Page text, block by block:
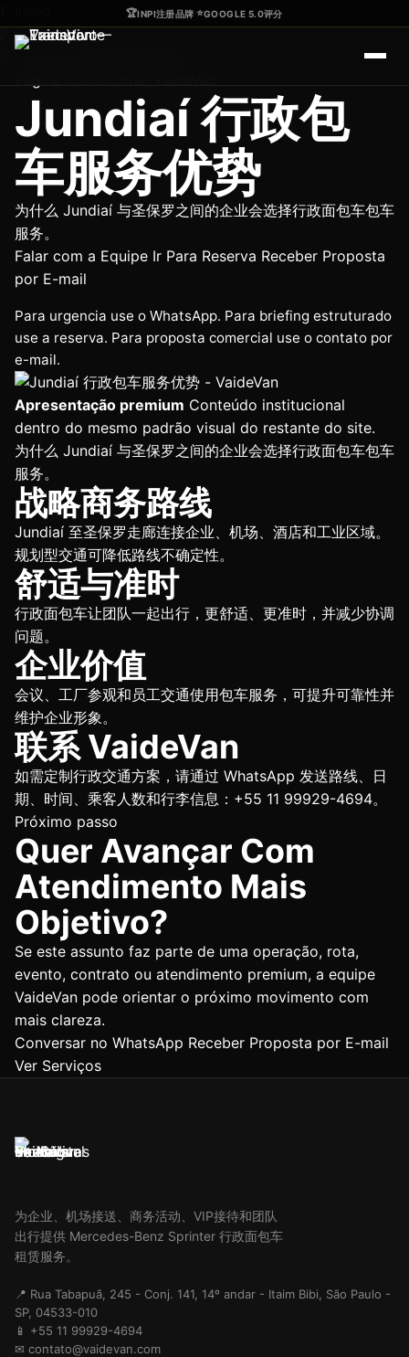
Ir para o conteúdo principal
🏆INPI注册品牌·⭐GOOGLE 5.0评分
/
Jundiaí 行政包
车服务优势
为什么 Jundiaí 与圣保罗之间的企业会选择行政面包车包车
服务。
Falar com a Equipe Ir Para Reserva Receber Proposta
por E-mail
Para urgencia use o WhatsApp. Para briefing estruturado
use a reserva. Para proposta comercial use o contato por
e-mail.
Apresentação premium Conteúdo institucional
dentro do mesmo padrão visual do restante do site.
为什么 Jundiaí 与圣保罗之间的企业会选择行政面包车包车
服务。
战略商务路线
Jundiaí 至圣保罗走廊连接企业、机场、酒店和工业区域。
规划型交通可降低路线不确定性。
舒适与准时
行政面包车让团队一起出行，更舒适、更准时，并减少协调
问题。
企业价值
会议、工厂参观和员工交通使用包车服务，可提升可靠性并
维护企业形象。
联系 VaideVan
如需定制行政交通方案，请通过 WhatsApp 发送路线、日
期、时间、乘客人数和行李信息：+55 11 99929-4694。
Próximo passo
Quer Avançar Com
Atendimento Mais
Objetivo?
Se este assunto faz parte de uma operação, rota,
evento, contrato ou atendimento premium, a equipe
VaideVan pode orientar o próximo movimento com
mais clareza.
Conversar no WhatsApp Receber Proposta por E-mail
Ver Serviços
为企业、机场接送、商务活动、VIP接待和团队
出行提供 Mercedes-Benz Sprinter 行政面包车
租赁服务。
📍 Rua Tabapuã, 245 - Conj. 141, 14º andar - Itaim Bibi, São Paulo -
SP, 04533-010
📱 +55 11 99929-4694
✉ contato@vaidevan.com